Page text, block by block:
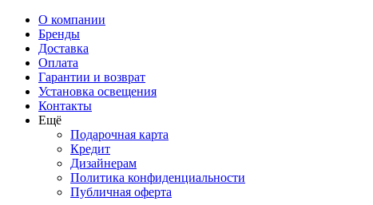
О компании
Бренды
Доставка
Оплата
Гарантии и возврат
Установка освещения
Контакты
Ещё
Подарочная карта
Кредит
Дизайнерам
Политика конфиденциальности
Публичная оферта